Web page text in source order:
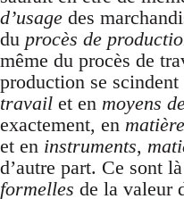
d’usage des
du procès de
même du procès de
production se scindent
travail et en moyens
exactement, en
et en instruments,
d’autre part. Ce sont
formelles de la valeur